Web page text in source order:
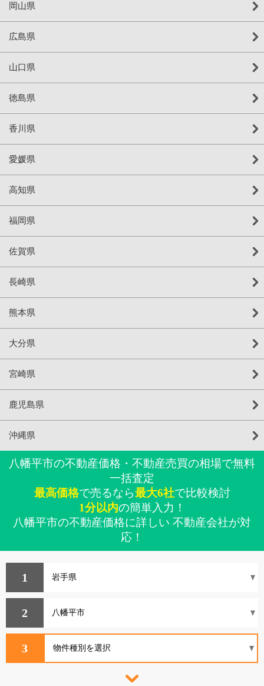
岡山県
広島県
山口県
徳島県
香川県
愛媛県
高知県
福岡県
佐賀県
長崎県
熊本県
大分県
宮崎県
鹿児島県
沖縄県
八幡平市の不動産価格・不動産売買の相場で無料
一括査定
最高価格で売るなら最大6社で比較検討
1分以内の簡単入力！
八幡平市の不動産価格に詳しい 不動産会社が対
応！
1
2
3